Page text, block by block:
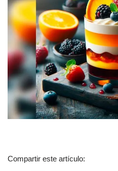
Compartir este artículo: